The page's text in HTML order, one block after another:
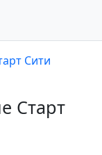
Сити
Старт